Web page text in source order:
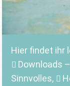
Hier findet ihr
Downloads
Sinnvolles,